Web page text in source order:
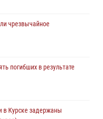
чрезвычайное
погибших в результате
в Курске задержаны